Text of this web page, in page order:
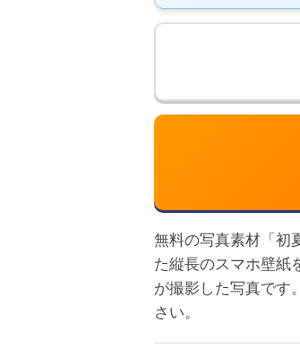
無料の写真素材「初
た縦長のスマホ壁紙
が撮影した写真です
さい。